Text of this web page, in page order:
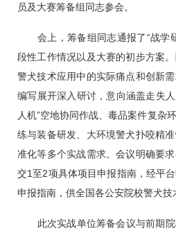
员及大赛筹备组同志参会。
会上，筹备组同志通报了“战学
段性工作情况以及大赛的初步方案
警犬技术应用中的实际痛点和创新
编写展开深入研讨，意向涵盖走失
人机”空地协同作战、毒品案件复杂
练与装备研发、大环境警犬扑咬精
准化等多个实战需求。会议明确要
交1至2项具体项目申报指南，经平
申报指南，供全国各公安院校警犬技
此次实战单位筹备会议与前期